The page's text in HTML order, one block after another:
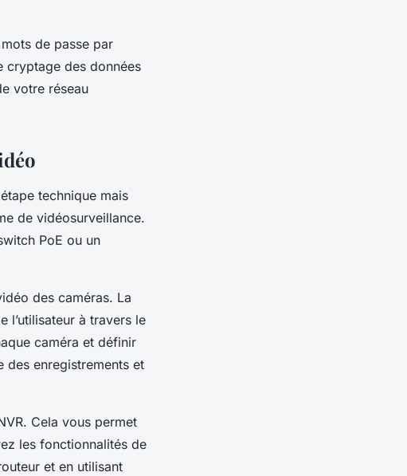
de passe par
cryptage des données
votre réseau
technique mais
de vidéosurveillance.
PoE ou un
des caméras. La
l’utilisateur à travers le
caméra et définir
des enregistrements et
Cela vous permet
les fonctionnalités de
et en utilisant